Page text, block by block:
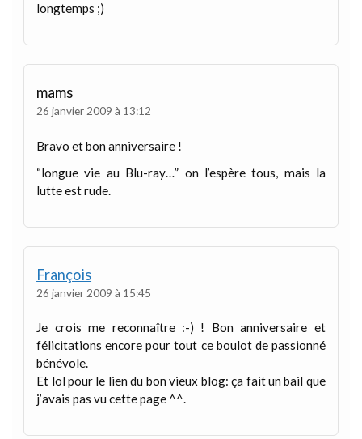
longtemps ;)
mams
26 janvier 2009 à 13:12
Bravo et bon anniversaire !
“longue vie au Blu-ray…” on l’espère tous, mais la
lutte est rude.
François
26 janvier 2009 à 15:45
Je crois me reconnaître :-) ! Bon anniversaire et
félicitations encore pour tout ce boulot de passionné
bénévole.
Et lol pour le lien du bon vieux blog: ça fait un bail que
j’avais pas vu cette page ^^.